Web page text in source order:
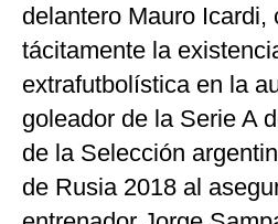
delantero Mauro Icardi,
tácitamente la
extrafutbolística en la
goleador de la Serie A
de la Selección
de Rusia 2018 al